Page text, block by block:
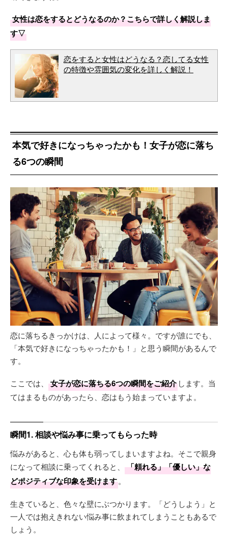
女性は恋をするとどうなるのか？こちらで詳しく解説しま
す▽
恋をすると女性はどうなる？恋してる女性
の特徴や雰囲気の変化を詳しく解説！
本気で好きになっちゃったかも！女子が恋に落ち
る6つの瞬間
恋に落ちるきっかけは、人によって様々。ですが誰にでも、
「本気で好きになっちゃったかも！」と思う瞬間があるんで
す。
ここでは、 女子が恋に落ちる6つの瞬間をご紹介 します。当
てはまるものがあったら、恋はもう始まっていますよ。
瞬間1. 相談や悩み事に乗ってもらった時
悩みがあると、心も体も弱ってしまいますよね。そこで親身
になって相談に乗ってくれると、
「頼れる」「優しい」な
どポジティブな印象を受けます。
生きていると、色々な壁にぶつかります。「どうしよう」と
一人では抱えきれない悩み事に飲まれてしまうこともあるで
しょう。